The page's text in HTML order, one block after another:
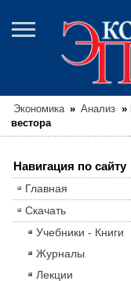
Экономика » Анализ »
вестора
Навигация по сайту
Главная
Скачать
Учебники - Книги
Журналы
Лекции